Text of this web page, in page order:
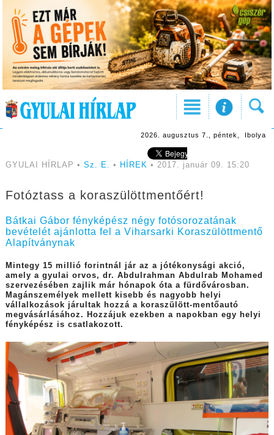
2026. augusztus 7., péntek, Ibolya
GYULAI HÍRLAP • Sz. E. • HÍREK • 2017. január 09. 15:20
Fotóztass a koraszülöttmentőért!
Bátkai Gábor fényképész négy fotósorozatának
bevételét ajánlotta fel a Viharsarki Koraszülöttmentő
Alapítványnak
Mintegy 15 millió forintnál jár az a jótékonysági akció,
amely a gyulai orvos, dr. Abdulrahman Abdulrab Mohamed
szervezésében zajlik már hónapok óta a fürdővárosban.
Magánszemélyek mellett kisebb és nagyobb helyi
vállalkozások járultak hozzá a koraszülött-mentőautó
megvásárlásához. Hozzájuk ezekben a napokban egy helyi
fényképész is csatlakozott.